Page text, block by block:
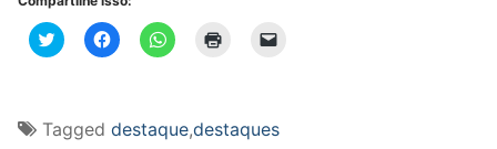
Clique
para
nova
janela)
Clique
para
nova
janela)
Clique
para
nova
janela)
Clique
mail
Tagged destaque,destaques